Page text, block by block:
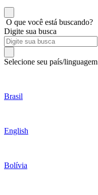
O que você está buscando?
Digite sua busca
Selecione seu país/linguagem
Brasil
English
Bolívia